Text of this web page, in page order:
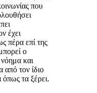
που
έχει
πέρα επί της
ο
και
από τον ίδιο
τα ξέρει.